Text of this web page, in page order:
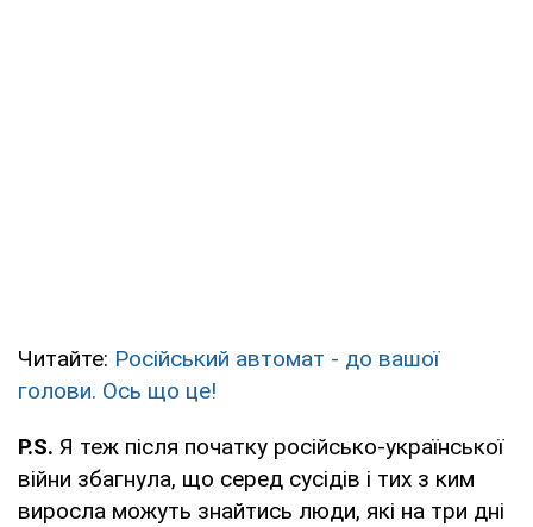
Читайте: Російський автомат - до вашої
голови. Ось що це!
Р.S. Я теж після початку російсько-української
війни збагнула, що серед сусідів і тих з ким
виросла можуть знайтись люди, які на три дні